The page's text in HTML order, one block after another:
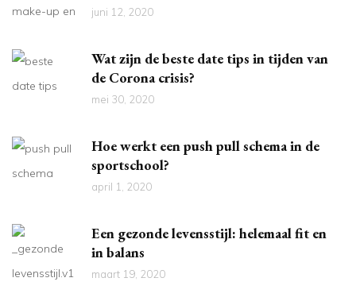
juni 12, 2020
Wat zijn de beste date tips in tijden van
de Corona crisis?
mei 30, 2020
Hoe werkt een push pull schema in de
sportschool?
april 1, 2020
Een gezonde levensstijl: helemaal fit en
in balans
maart 19, 2020